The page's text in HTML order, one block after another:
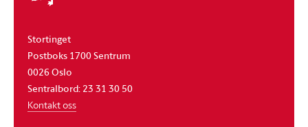
Stortinget
Postboks 1700 Sentrum
0026 Oslo
Sentralbord: 23 31 30 50
Kontakt oss